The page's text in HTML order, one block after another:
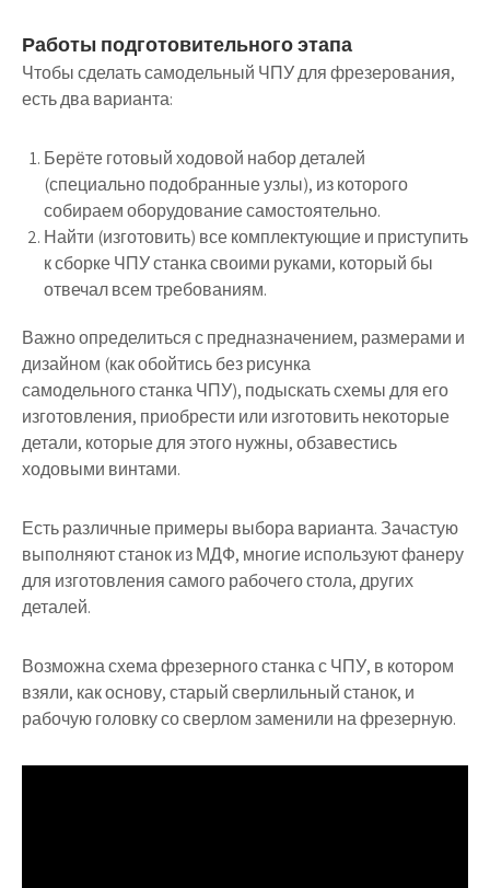
Работы подготовительного этапа
Чтобы сделать самодельный ЧПУ для фрезерования,
есть два варианта:
Берёте готовый ходовой набор деталей
(специально подобранные узлы), из которого
собираем оборудование самостоятельно.
Найти (изготовить) все комплектующие и приступить
к сборке ЧПУ станка своими руками, который бы
отвечал всем требованиям.
Важно определиться с предназначением, размерами и
дизайном (как обойтись без рисунка
самодельного станка ЧПУ), подыскать схемы для его
изготовления, приобрести или изготовить некоторые
детали, которые для этого нужны, обзавестись
ходовыми винтами.
Есть различные примеры выбора варианта. Зачастую
выполняют станок из МДФ, многие используют фанеру
для изготовления самого рабочего стола, других
деталей.
Возможна схема фрезерного станка с ЧПУ, в котором
взяли, как основу, старый сверлильный станок, и
рабочую головку со сверлом заменили на фрезерную.